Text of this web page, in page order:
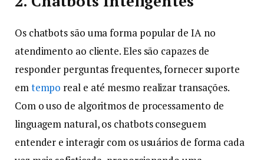
Os chatbots são uma forma popular de IA no
atendimento ao cliente. Eles são capazes de
responder perguntas frequentes, fornecer suporte
emtempo real e até mesmo realizar transações.
Com o uso de algoritmos de processamento de
linguagem natural, os chatbots conseguem
entender e interagir com os usuários de forma cada